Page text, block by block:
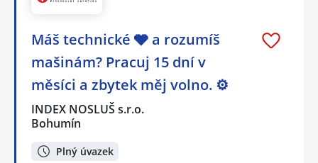
Máš technické 🩶 a rozumíš
mašinám? Pracuj 15 dní v
měsíci a zbytek měj volno. ⚙
INDEX NOSLUŠ s.r.o.
Bohumín
Plný úvazek